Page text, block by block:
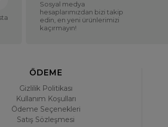
Sosyal medya
hesaplarımızdan bizi takip
edin, en yeni ürünlerimizi
kaçırmayın!
ÖDEME
Gizlilik Politikası
Kullanım Koşulları
Ödeme Seçenekleri
Satış Sözleşmesi